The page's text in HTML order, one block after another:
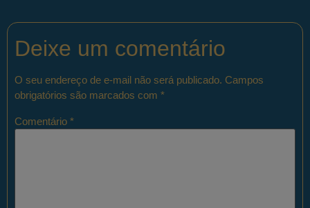
Deixe um comentário
O seu endereço de e-mail não será publicado. Campos
obrigatórios são marcados com *
Comentário *